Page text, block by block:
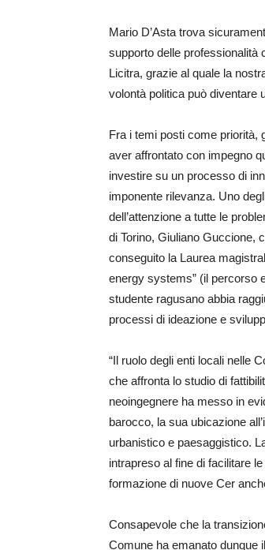
Mario D’Asta trova
supporto delle professionalità
Licitra, grazie al quale la
volontà politica può diventare
Fra i temi posti come priorità,
aver affrontato con impegno
investire su un processo di
imponente rilevanza. Uno
dell’attenzione a tutte le
di Torino, Giuliano Guccione,
conseguito la Laurea
energy systems” (il percorso
studente ragusano abbia
processi di ideazione e
“Il ruolo degli enti locali nelle
che affronta lo studio di
neoingegnere ha messo in
barocco, la sua ubicazione
urbanistico e paesaggistico.
intrapreso al fine di facilitare
formazione di nuove Cer
Consapevole che la
Comune ha emanato dunque